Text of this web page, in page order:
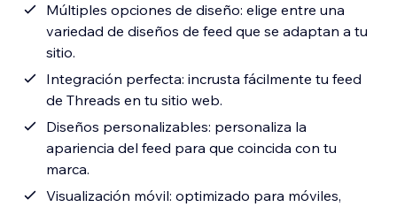
Múltiples opciones de diseño: elige entre una
variedad de diseños de feed que se adaptan a tu
sitio.
Integración perfecta: incrusta fácilmente tu feed
de Threads en tu sitio web.
Diseños personalizables: personaliza la
apariencia del feed para que coincida con tu
marca.
Visualización móvil: optimizado para móviles,